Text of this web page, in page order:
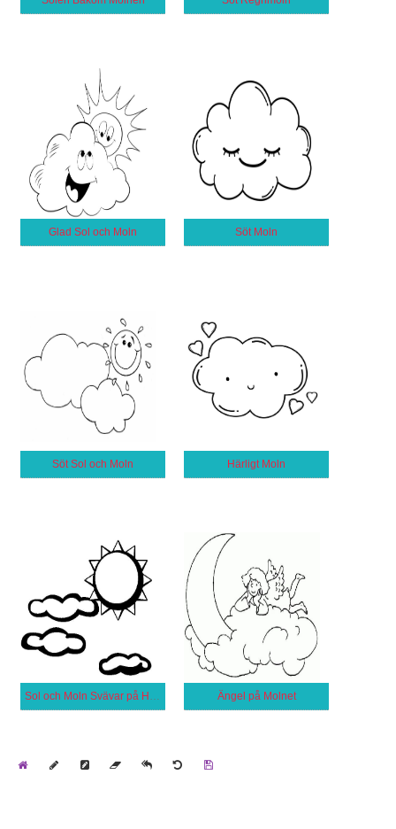
Glad Sol och Moln Söt Moln
Söt Sol och Moln Härligt Moln
Sol och Moln Svävar på Himlen Ängel på Molnet